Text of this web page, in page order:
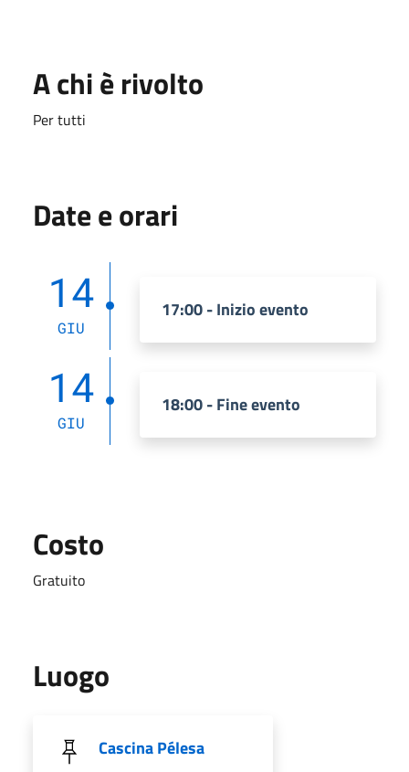
A chi è rivolto
Per tutti
Date e orari
14
GIU
17:00 - Inizio evento
14
GIU
18:00 - Fine evento
Costo
Gratuito
Luogo
Cascina Pélesa